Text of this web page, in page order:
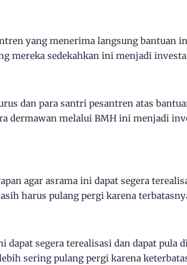
yang menerima langsung bantuan
mereka sedekahkan ini menjadi
dan para santri pesantren atas
dermawan melalui BMH ini menjadi
agar asrama ini dapat segera
harus pulang pergi karena
dapat segera terealisasi dan dapat pula
sering pulang pergi karena